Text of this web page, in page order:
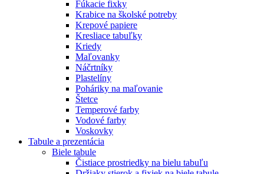
Fúkacie fixky
Krabice na školské potreby
Krepové papiere
Kresliace tabuľky
Kriedy
Maľovanky
Náčrtníky
Plastelíny
Poháriky na maľovanie
Štetce
Temperové farby
Vodové farby
Voskovky
Tabule a prezentácia
Biele tabule
Čistiace prostriedky na bielu tabuľu